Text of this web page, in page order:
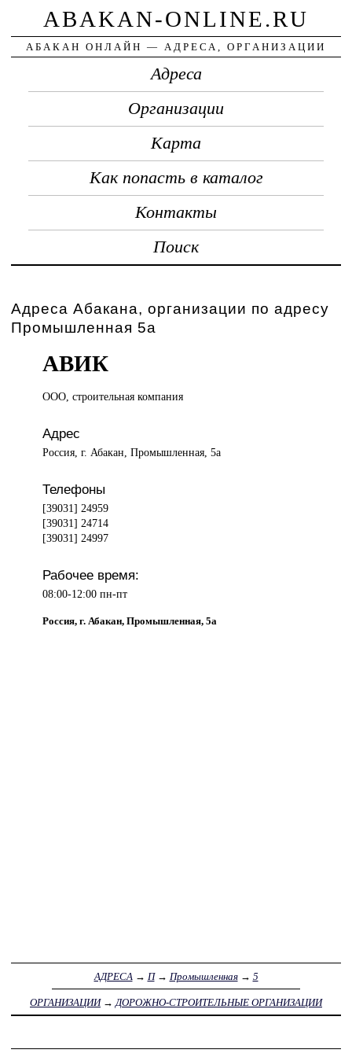
ABAKAN-ONLINE.RU
АБАКАН ОНЛАЙН — АДРЕСА, ОРГАНИЗАЦИИ
Адреса
Организации
Карта
Как попасть в каталог
Контакты
Поиск
Адреса Абакана, организации по адресу
Промышленная 5а
АВИК
ООО, строительнаякомпания
Адрес
Россия, г. Абакан, Промышленная, 5а
Телефоны
[39031] 24959
[39031] 24714
[39031] 24997
Рабочее время:
08:00-12:00 пн-пт
Россия, г. Абакан, Промышленная, 5а
АДРЕСА → П→ Промышленная→ 5
ОРГАНИЗАЦИИ→ ДОРОЖНО-СТРОИТЕЛЬНЫЕ ОРГАНИЗАЦИИ